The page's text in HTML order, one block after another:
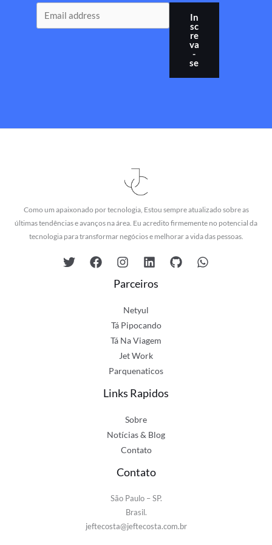
In
sc
re
va
-
se
Como um apaixonado por tecnologia, Estou sempre atualizado sobre as
últimas tendências e avanços na área. Eu acredito firmemente no potencial da
tecnologia para transformar negócios e melhorar a vida das pessoas.
Parceiros
Netyul
Tá Pipocando
Tá Na Viagem
Jet Work
Parquenaticos
Links Rapidos
Sobre
Notícias & Blog
Contato
Contato
São Paulo – SP.
Brasil.
jeftecosta@jeftecosta.com.br